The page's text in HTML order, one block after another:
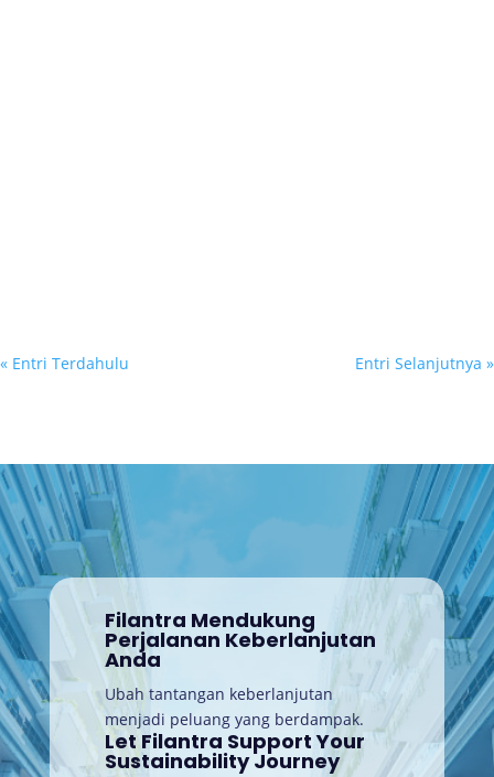
« Entri Terdahulu Entri Selanjutnya »
Filantra Mendukung
Perjalanan Keberlanjutan
Anda
Ubah tantangan keberlanjutan
menjadi peluang yang berdampak.
Let Filantra Support Your
Sustainability Journey